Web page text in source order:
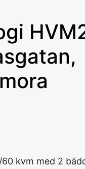
kvm med 2